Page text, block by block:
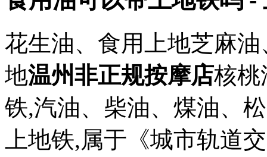
花生油、食用上地芝麻
地温州非正规按摩店核桃
铁,汽油、柴油、煤油、
上地铁,属于《城市轨道